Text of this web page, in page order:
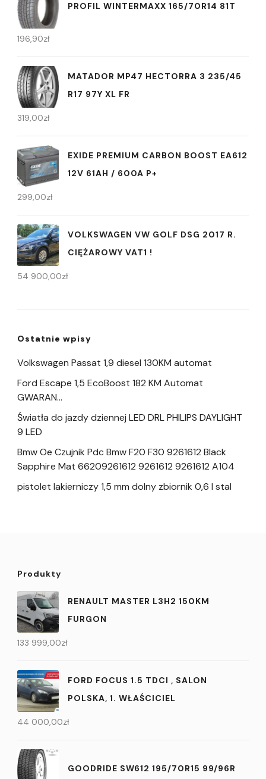
PROFIL WINTERMAXX 165/70R14 81T
196,90zł
MATADOR MP47 HECTORRA 3 235/45
R17 97Y XL FR
319,00zł
EXIDE PREMIUM CARBON BOOST EA612
12V 61AH / 600A P+
299,00zł
VOLKSWAGEN VW GOLF DSG 2017 R.
CIĘŻAROWY VAT1 !
54 900,00zł
Ostatnie wpisy
Volkswagen Passat 1,9 diesel 130KM automat
Ford Escape 1,5 EcoBoost 182 KM Automat
GWARAN…
Światła do jazdy dziennej LED DRL PHILIPS DAYLIGHT
9 LED
Bmw Oe Czujnik Pdc Bmw F20 F30 9261612 Black
Sapphire Mat 66209261612 9261612 9261612 A104
pistolet lakierniczy 1,5 mm dolny zbiornik 0,6 l stal
Produkty
RENAULT MASTER L3H2 150KM
FURGON
133 999,00zł
FORD FOCUS 1.5 TDCI , SALON
POLSKA, 1. WŁAŚCICIEL
44 000,00zł
GOODRIDE SW612 195/70R15 99/96R